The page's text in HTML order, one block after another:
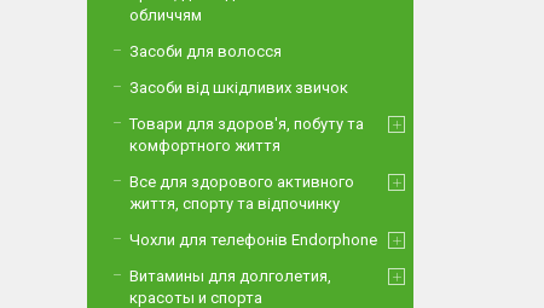
обличчям
Засоби для волосся
Засоби від шкідливих звичок
Товари для здоров'я, побуту та
комфортного життя
Все для здорового активного
життя, спорту та відпочинку
Чохли для телефонів Endorphone
Витамины для долголетия,
красоты и спорта